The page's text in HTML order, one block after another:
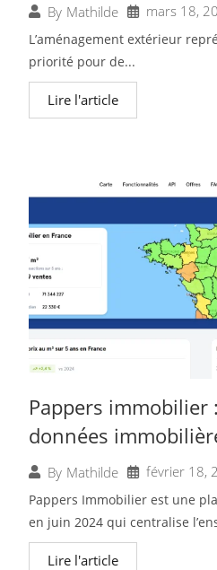
By Mathilde mars 18,
L’aménagement extérieur
priorité pour de...
Lire l'article
Pappers immobilier
données
By Mathilde février 18,
Pappers Immobilier est une
en juin 2024 qui centralise
Lire l'article